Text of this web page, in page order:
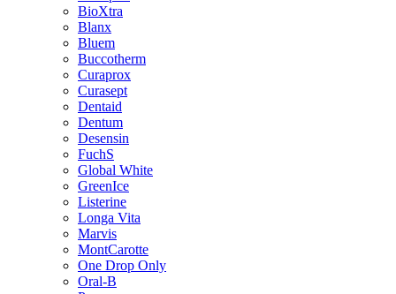
BioXtra
Blanx
Bluem
Buccotherm
Curaprox
Curasept
Dentaid
Dentum
Desensin
FuchS
Global White
GreenIce
Listerine
Longa Vita
Marvis
MontCarotte
One Drop Only
Oral-B